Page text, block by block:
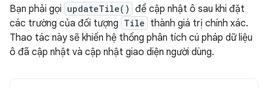
Bạn phải gọi updateTile() để cập nhật ô sau khi đặt
các trường của đối tượng Tile thành giá trị chính xác.
Thao tác này sẽ khiến hệ thống phân tích cú pháp dữ liệu
ô đã cập nhật và cập nhật giao diện người dùng.